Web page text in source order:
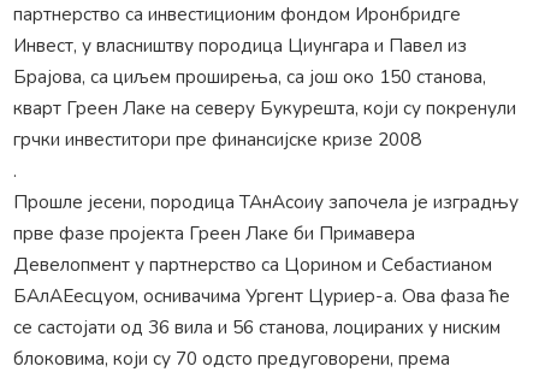
партнерство са инвестиционим фондом Иронбридге
Инвест, у власништву породица Циунгара и Павел из
Брајова, са циљем проширења, са још око 150 станова,
кварт Греен Лаке на северу Букурешта, који су покренули
грчки инвеститори пре финансијске кризе 2008
.
Прошле јесени, породица ТАнАсоиу започела је изградњу
прве фазе пројекта Греен Лаке би Примавера
Девелопмент у партнерство са Цорином и Себастианом
БАлАЕесцуом, оснивачима Ургент Цуриер-а. Ова фаза ће
се састојати од 36 вила и 56 станова, лоцираних у ниским
блоковима, који су 70 одсто предуговорени, према